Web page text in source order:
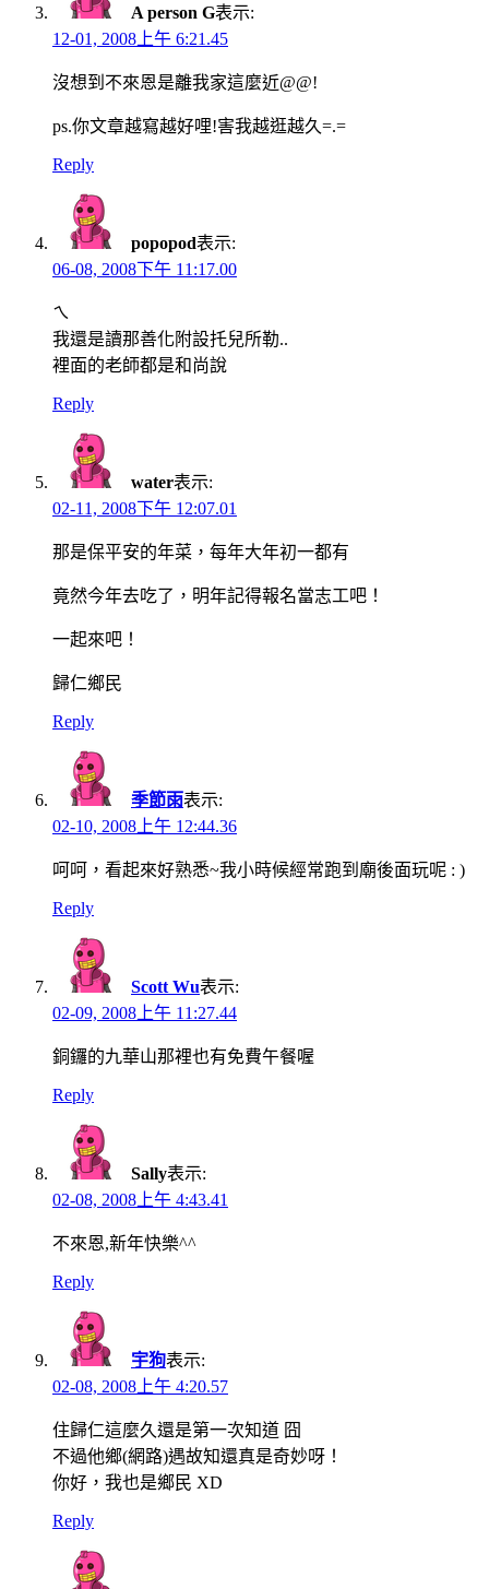
A person G表示:
12-01, 2008上午 6:21.45
沒想到不來恩是離我家這麼近@@!
ps.你文章越寫越好哩!害我越逛越久=.=
Reply
popopod表示:
06-08, 2008下午 11:17.00
ㄟ
我還是讀那善化附設托兒所勒..
裡面的老師都是和尚說
Reply
water表示:
02-11, 2008下午 12:07.01
那是保平安的年菜，每年大年初一都有
竟然今年去吃了，明年記得報名當志工吧！
一起來吧！
歸仁鄉民
Reply
季節雨表示:
02-10, 2008上午 12:44.36
呵呵，看起來好熟悉~我小時候經常跑到廟後面玩呢 : )
Reply
Scott Wu表示:
02-09, 2008上午 11:27.44
銅鑼的九華山那裡也有免費午餐喔
Reply
Sally表示:
02-08, 2008上午 4:43.41
不來恩,新年快樂^^
Reply
宇狗表示:
02-08, 2008上午 4:20.57
住歸仁這麼久還是第一次知道 囧
不過他鄉(網路)遇故知還真是奇妙呀！
你好，我也是鄉民 XD
Reply